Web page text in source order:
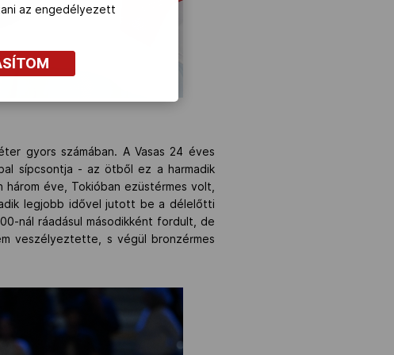
gyors számában. A Vasas 24 éves
sípcsontja - az ötből ez a harmadik
éve, Tokióban ezüstérmes volt,
legjobb idővel jutott be a délelőtti
nál ráadásul másodikként fordult, de
veszélyeztette, s végül bronzérmes
az engedélyezett